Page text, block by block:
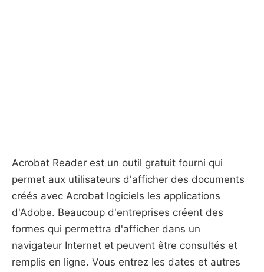
Acrobat Reader est un outil gratuit fourni qui
permet aux utilisateurs d'afficher des documents
créés avec Acrobat logiciels les applications
d'Adobe. Beaucoup d'entreprises créent des
formes qui permettra d'afficher dans un
navigateur Internet et peuvent être consultés et
remplis en ligne. Vous entrez les dates et autres